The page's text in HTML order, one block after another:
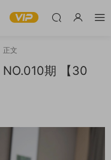
正文
期 【30